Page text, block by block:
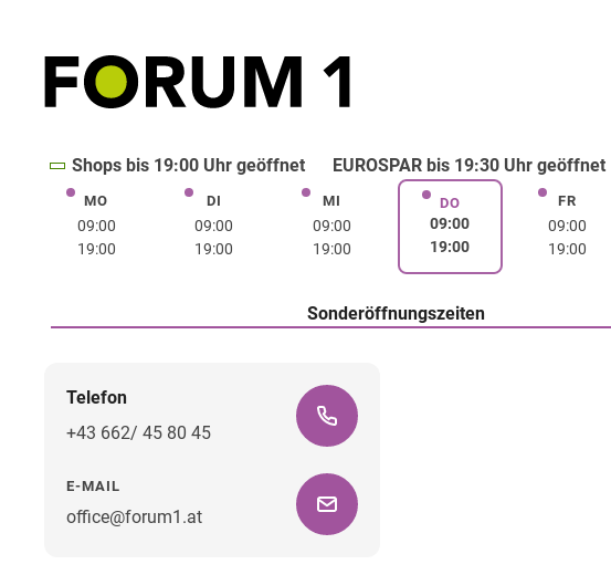
Shops bis 19:00 Uhr geöffnet EUROSPAR bis 19:30 Uhr geöffnet
MOMontag
09:00
19:00
DIDienstag
09:00
19:00
MIMittwoch
09:00
19:00
DODonnerstag
09:00
19:00
FRFreitag
09:00
19:00
Sonderöffnungszeiten
Telefon
+43 662/ 45 80 45
E-MAIL
office@forum1.at